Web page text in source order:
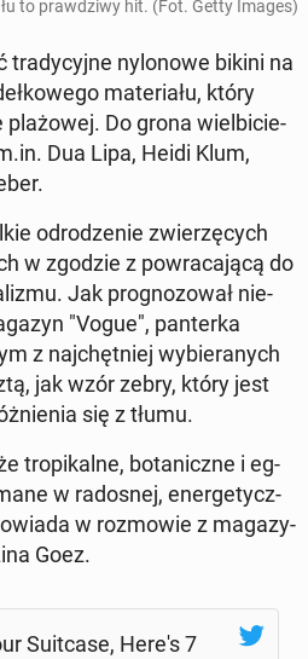
to praw­dzi­wy hit. (Fot. Getty Images)
tra­dy­cyj­ne ny­lo­no­we bikini na
ma­te­ria­łu, który
Do grona wiel­bi­cie­
Dua Lipa, Heidi Klum,
od­ro­dze­nie zwie­rzę­cych
w zgodzie z po­wra­ca­ją­cą do
Jak pro­gno­zo­wał nie­
"Vogue", pan­ter­ka
z naj­chęt­niej wy­bie­ra­nych
jak wzór zebry, który jest
się z tłumu.
tro­pi­kal­ne, bo­ta­nicz­ne i eg­
w ra­do­snej, ener­ge­tycz­
w roz­mo­wie z ma­ga­zy­
Goez.
Su­it­ca­se, Here's 7